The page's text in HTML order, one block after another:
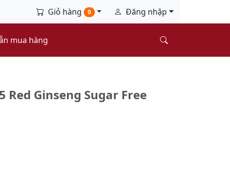
Giỏ hàng 0 Đăng nhập
mua hàng
Ginseng Sugar Free